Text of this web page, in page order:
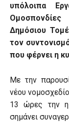
υπόλοιπα
Δημόσιου
τον
που φέρνει η
Με την
νέου
13 ώρες την
σημάνει